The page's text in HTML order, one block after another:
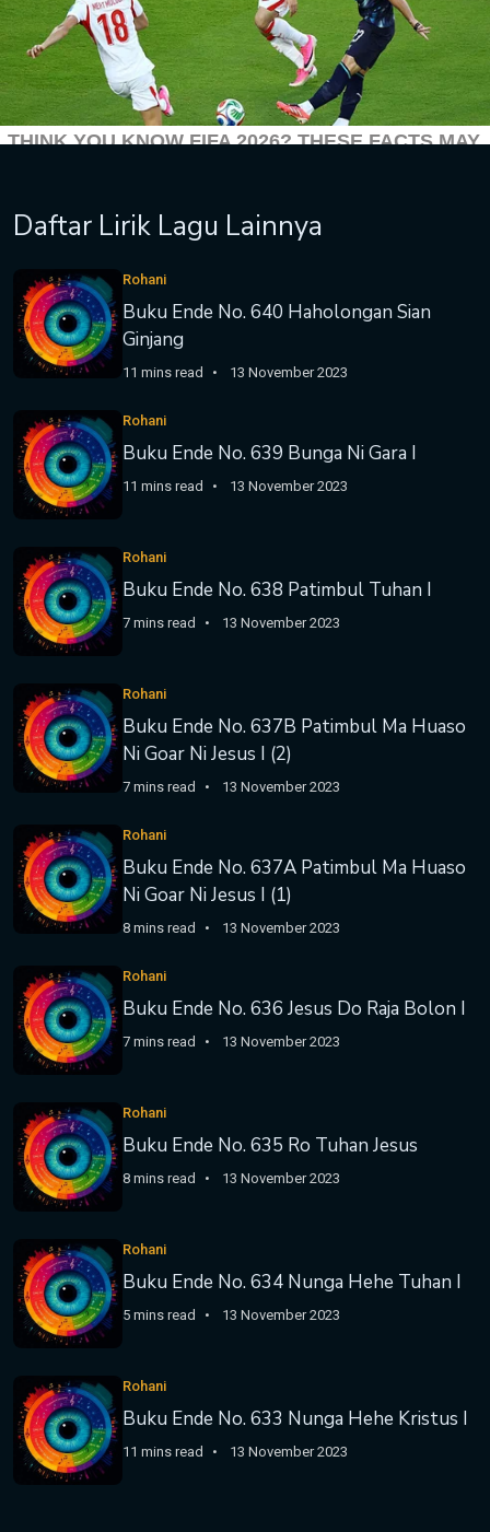
Daftar Lirik Lagu Lainnya
Rohani
Buku Ende No. 640 Haholongan Sian
Ginjang
11 mins read 13 November 2023
Rohani
Buku Ende No. 639 Bunga Ni Gara I
11 mins read 13 November 2023
Rohani
Buku Ende No. 638 Patimbul Tuhan I
7 mins read 13 November 2023
Rohani
Buku Ende No. 637B Patimbul Ma Huaso
Ni Goar Ni Jesus I (2)
7 mins read 13 November 2023
Rohani
Buku Ende No. 637A Patimbul Ma Huaso
Ni Goar Ni Jesus I (1)
8 mins read 13 November 2023
Rohani
Buku Ende No. 636 Jesus Do Raja Bolon I
7 mins read 13 November 2023
Rohani
Buku Ende No. 635 Ro Tuhan Jesus
8 mins read 13 November 2023
Rohani
Buku Ende No. 634 Nunga Hehe Tuhan I
5 mins read 13 November 2023
Rohani
Buku Ende No. 633 Nunga Hehe Kristus I
11 mins read 13 November 2023